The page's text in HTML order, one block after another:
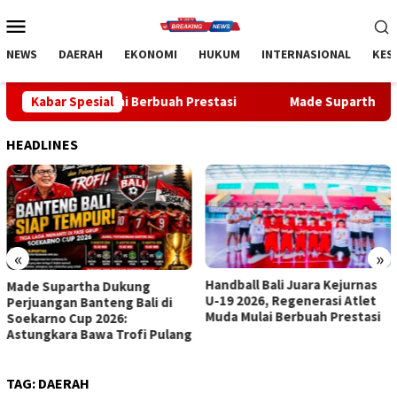
ke
Mobile
NEWS DAERAH EKONOMI HUKUM INTERNASIONAL
Kabar Spesial
Berbuah Prestasi Made Supartha Bawa Energi
HEADLINES
« »
Handball Bali Juara Kejurnas
U-19 2026, Regenerasi Atlet
Muda Mulai Berbuah Prestasi
Made Supartha Bawa Energi
Baru ABTI Bali, Tim U-19 Putra
Sabet Juara 1 Kejurnas 2026
TAG: DAERAH